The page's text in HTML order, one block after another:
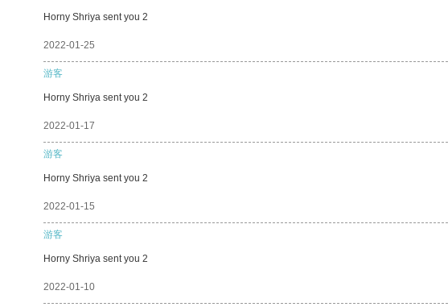
Horny Shriya sent you 2
2022-01-25
游客
Horny Shriya sent you 2
2022-01-17
游客
Horny Shriya sent you 2
2022-01-15
游客
Horny Shriya sent you 2
2022-01-10